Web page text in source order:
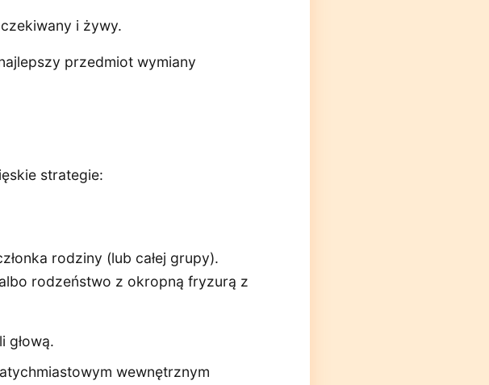
i żywy.
przedmiot wymiany
strategie:
rodziny (lub całej grupy).
rodzeństwo z okropną fryzurą z
głową.
wewnętrznym